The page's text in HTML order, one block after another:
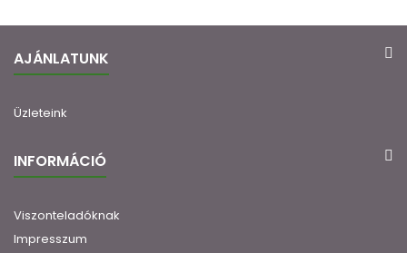
AJÁNLATUNK
Üzleteink
INFORMÁCIÓ
Viszonteladóknak
Impresszum